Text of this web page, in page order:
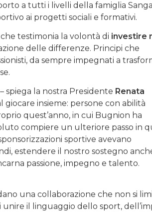
a tutti i livelli della famiglia
ai progetti sociali e formativi.
testimonia la volontà di investire
delle differenze. Principi che
da sempre impegnati a
spiega la nostra Presidente Renata
giocare insieme: persone con abilità
quest’anno, in cui Bugnion ha
compiere un ulteriore passo in
sportive avevano
estendere il nostro sostegno
passione, impegno e talento.
una collaborazione che non si
il linguaggio dello sport,